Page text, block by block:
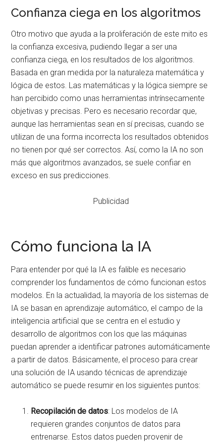
Confianza ciega en los algoritmos
Otro motivo que ayuda a la proliferación de este mito es
la confianza excesiva, pudiendo llegar a ser una
confianza ciega, en los resultados de los algoritmos.
Basada en gran medida por la naturaleza matemática y
lógica de estos. Las matemáticas y la lógica siempre se
han percibido como unas herramientas intrínsecamente
objetivas y precisas. Pero es necesario recordar que,
aunque las herramientas sean en sí precisas, cuando se
utilizan de una forma incorrecta los resultados obtenidos
no tienen por qué ser correctos. Así, como la IA no son
más que algoritmos avanzados, se suele confiar en
exceso en sus predicciones.
Publicidad
Cómo funciona la IA
Para entender por qué la IA es falible es necesario
comprender los fundamentos de cómo funcionan estos
modelos. En la actualidad, la mayoría de los sistemas de
IA se basan en aprendizaje automático, el campo de la
inteligencia artificial que se centra en el estudio y
desarrollo de algoritmos con los que las máquinas
puedan aprender a identificar patrones automáticamente
a partir de datos. Básicamente, el proceso para crear
una solución de IA usando técnicas de aprendizaje
automático se puede resumir en los siguientes puntos:
Recopilación de datos: Los modelos de IA
requieren grandes conjuntos de datos para
entrenarse. Estos datos pueden provenir de